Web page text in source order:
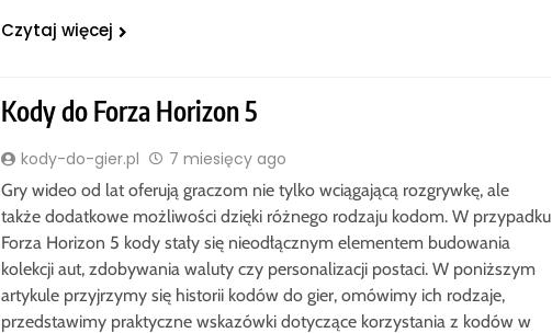
Czytaj więcej
Kody do Forza Horizon 5
kody-do-gier.pl 7 miesięcy ago
Gry wideo od lat oferują graczom nie tylko wciągającą rozgrywkę, ale
także dodatkowe możliwości dzięki różnego rodzaju kodom. W przypadku
Forza Horizon 5 kody stały się nieodłącznym elementem budowania
kolekcji aut, zdobywania waluty czy personalizacji postaci. W poniższym
artykule przyjrzymy się historii kodów do gier, omówimy ich rodzaje,
przedstawimy praktyczne wskazówki dotyczące korzystania z kodów w